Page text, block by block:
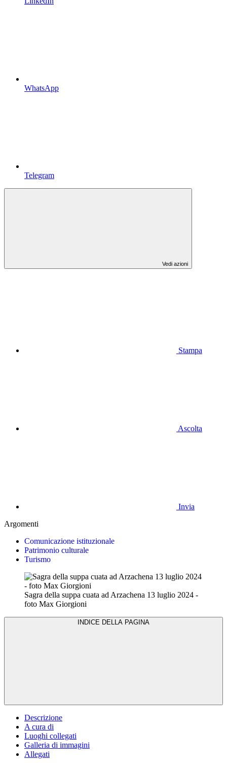
WhatsApp
Telegram
Vedi azioni
Stampa
Ascolta
Invia
Argomenti
Comunicazione istituzionale
Patrimonio culturale
Turismo
Sagra della suppa cuata ad Arzachena 13 luglio 2024 -
foto Max Giorgioni
Descrizione
A cura di
Luoghi collegati
Galleria di immagini
Allegati